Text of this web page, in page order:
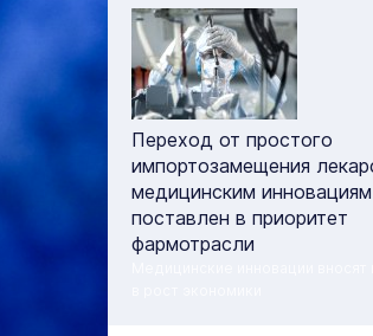
Переход от простого
импортозамещения
медицинским инновациям
поставлен в приоритет
фармотрасли